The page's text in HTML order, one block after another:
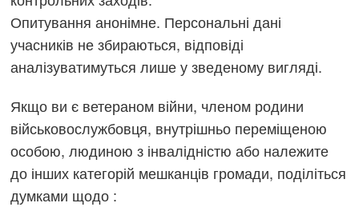
Опитування анонімне. Персональні дані
учасників не збираються, відповіді
аналізуватимуться лише у зведеному вигляді.
Якщо ви є ветераном війни, членом родини
військовослужбовця, внутрішньо переміщеною
особою, людиною з інвалідністю або належите
до інших категорій мешканців громади, поділіться
думками щодо :